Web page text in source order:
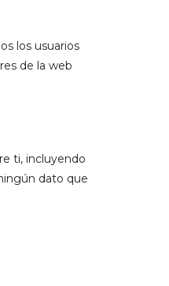
los usuarios
de la web
ti, incluyendo
dato que